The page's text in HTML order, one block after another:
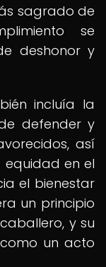
sagrado de
se
deshonor y
incluía la
defender y
así
en el
el bienestar
un principio
y su
un acto